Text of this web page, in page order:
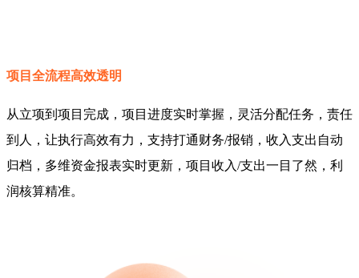
项目全流程高效透明
从立项到项目完成，项目进度实时掌握，灵活分配任务，责任
到人，让执行高效有力，支持打通财务/报销，收入支出自动
归档，多维资金报表实时更新，项目收入/支出一目了然，利
润核算精准。